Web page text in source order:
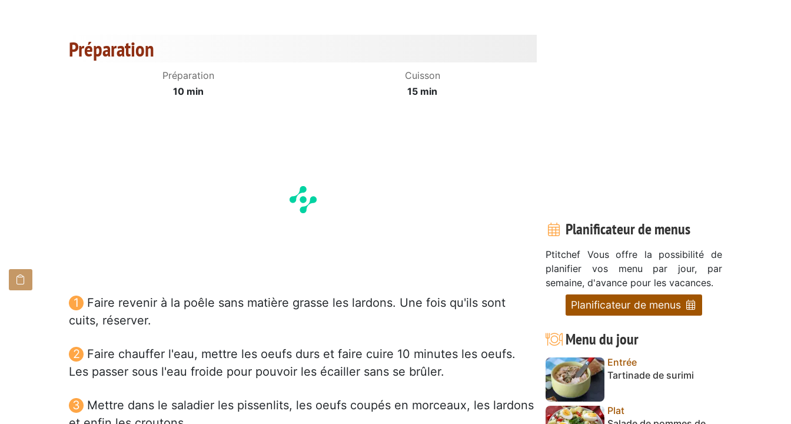
Préparation
Préparation
10 min
Cuisson
15 min
Faire revenir à la poêle sans matière grasse les lardons. Une fois qu'ils sont
cuits, réserver.
Faire chauffer l'eau, mettre les oeufs durs et faire cuire 10 minutes les oeufs.
Les passer sous l'eau froide pour pouvoir les écailler sans se brûler.
Mettre dans le saladier les pissenlits, les oeufs coupés en morceaux, les lardons
Planificateur de menus
Ptitchef Vous offre la possibilité de
planifier vos menu par jour, par
semaine, d'avance pour les vacances.
Planificateur de menus
Menu du jour
Entrée
Tartinade de surimi
Plat